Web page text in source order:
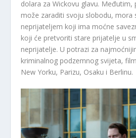
dolara za Wickovu glavu. Međutim,
može zaraditi svoju slobodu, mora
neprijateljem koji ima moćne
koji će pretvoriti stare prijatelje u
neprijatelje. U potrazi za
kriminalnog podzemnog svijeta,
New Yorku, Parizu, Osaku i Berlinu.